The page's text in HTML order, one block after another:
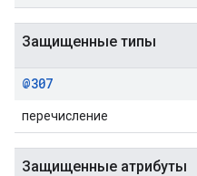
Защищенные типы
@307
перечисление
Защищенные атрибуты